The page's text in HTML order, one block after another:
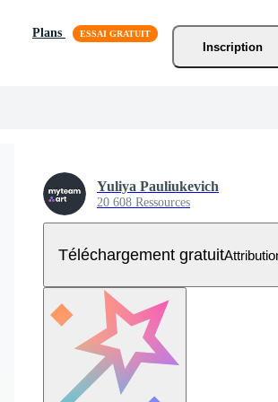
Plans
Inscription
Yuliya Pauliukevich
20 608 Ressources
Téléchargement gratuit